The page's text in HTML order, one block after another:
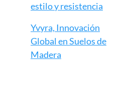
estilo y resistencia
Yvyra, Innovación
Global en Suelos de
Madera